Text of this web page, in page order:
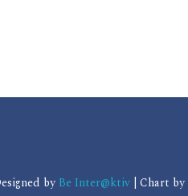
byBe Inter@ktiv | Chart by